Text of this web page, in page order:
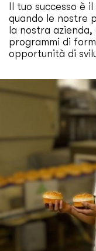
Il tuo successo è
quando le nostre
la nostra
programmi di
opportunità di